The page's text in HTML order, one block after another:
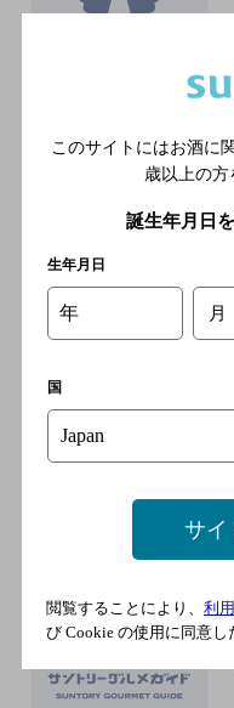
このサイトにはお酒に
歳以上の方
誕生年月日
生年月日
年 月
国
サイ
閲覧することにより、 利
び Cookie の使用に同意し